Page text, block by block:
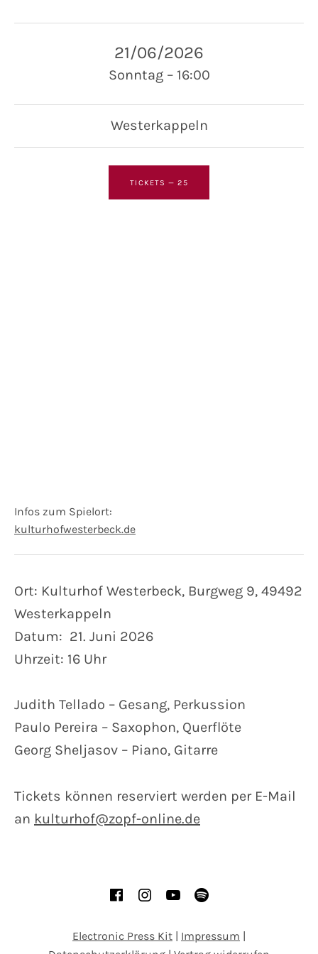
21/06/2026
Sonntag – 16:00
Westerkappeln
TICKETS— 25
Infos zum Spielort
Address
Website:
kulturhofwesterbeck.de
Ort: Kulturhof Westerbeck, Burgweg 9, 49492
Westerkappeln
Datum: 21. Juni 2026
Uhrzeit: 16 Uhr
Judith Tellado – Gesang, Perkussion
Paulo Pereira – Saxophon, Querflöte
Georg Sheljasov – Piano, Gitarre
Tickets können reserviert werden per E-Mail
an kulturhof@zopf-online.de
SOCIAL MEDIA PROFILES
Facebook
Instagram
YouTube
Electronic Press Kit | Impressum |